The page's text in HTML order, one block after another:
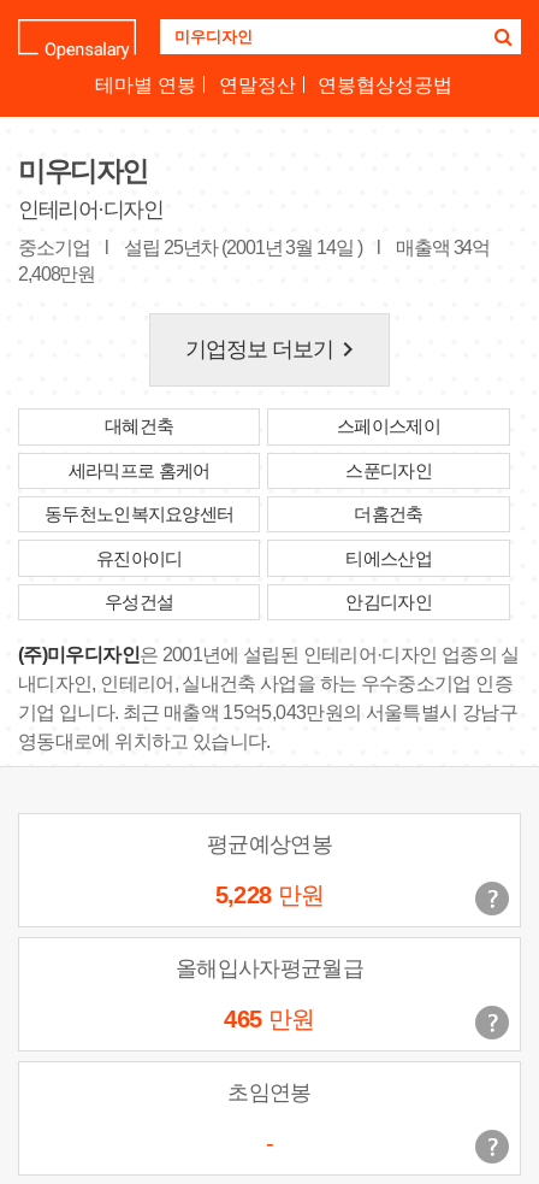
업
명
세
요
테마별 연봉 연말정산 연봉협상성공법
미우디자인
인테리어·디자인
중소기업 설립 25년차 (2001년 3월 14일 )
매출액 34억
2,408만원
기업정보 더보기 keyboard_arrow_right
대혜건축 스페이스제이
세라믹프로 홈케어 스푼디자인
동두천노인복지요양센터 더홈건축
유진아이디 티에스산업
우성건설 안김디자인
(주)미우디자인은 2001년에 설립된 인테리어·디자인 업종의 실
내디자인, 인테리어, 실내건축 사업을 하는 우수중소기업 인증
기업 입니다. 최근 매출액 15억5,043만원의 서울특별시 강남구
영동대로에 위치하고 있습니다.
평균예상연봉
5,228 만원
올해입사자평균월급
465 만원
초임연봉
-